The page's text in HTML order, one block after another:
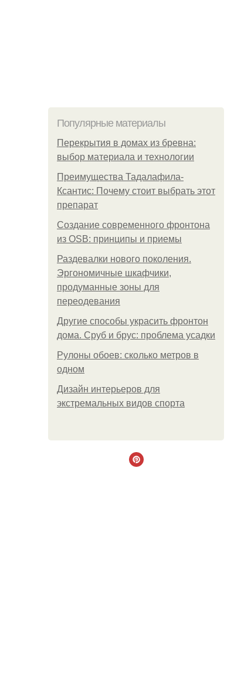
Популярные материалы
Перекрытия в домах из бревна:
выбор материала и технологии
Преимущества Тадалафила-
Ксантис: Почему стоит выбрать этот
препарат
Создание современного фронтона
из OSB: принципы и приемы
Раздевалки нового поколения.
Эргономичные шкафчики,
продуманные зоны для
переодевания
Другие способы украсить фронтон
дома. Сруб и брус: проблема усадки
Рулоны обоев: сколько метров в
одном
Дизайн интерьеров для
экстремальных видов спорта